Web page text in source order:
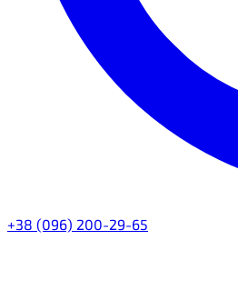
+38 (096) 200-29-65